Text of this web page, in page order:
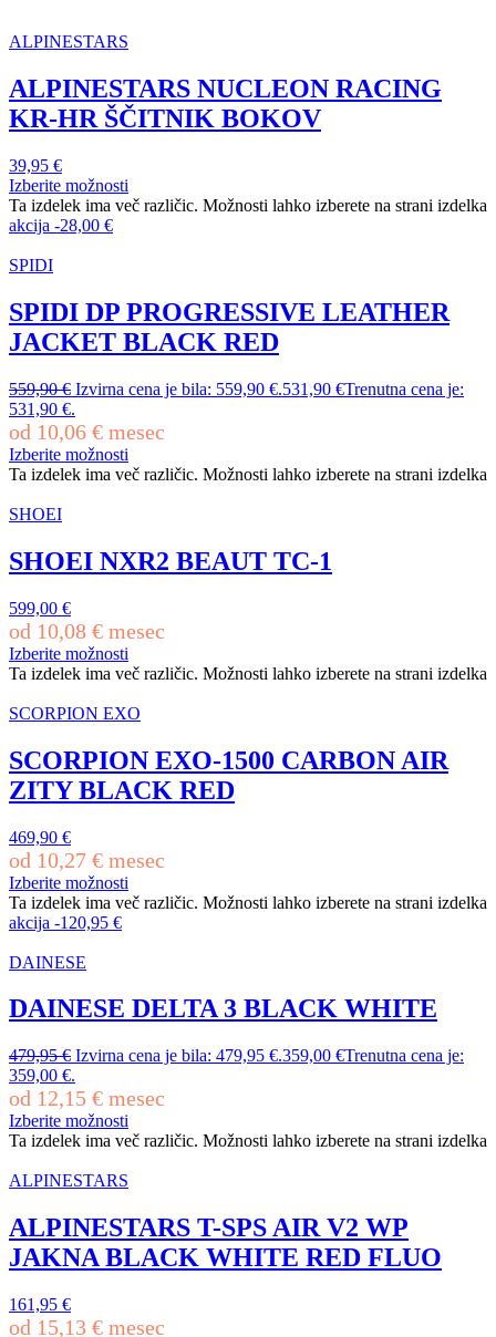
ALPINESTARS
ALPINESTARS NUCLEON RACING
KR-HR ŠČITNIK BOKOV
39,95 €
Izberite možnosti
Ta izdelek ima več različic. Možnosti lahko izberete na strani izdelka
akcija -28,00 €
SPIDI
SPIDI DP PROGRESSIVE LEATHER
JACKET BLACK RED
559,90€ Izvirna cena je bila: 559,90 €.531,90 €Trenutna cena je:
531,90 €.
od 10,06 € mesec
Izberite možnosti
Ta izdelek ima več različic. Možnosti lahko izberete na strani izdelka
SHOEI
SHOEI NXR2 BEAUT TC-1
599,00 €
od 10,08 € mesec
Izberite možnosti
Ta izdelek ima več različic. Možnosti lahko izberete na strani izdelka
SCORPION EXO
SCORPION EXO-1500 CARBON AIR
ZITY BLACK RED
469,90 €
od 10,27 € mesec
Izberite možnosti
Ta izdelek ima več različic. Možnosti lahko izberete na strani izdelka
akcija -120,95 €
DAINESE
DAINESE DELTA 3 BLACK WHITE
479,95€ Izvirna cena je bila: 479,95 €.359,00 €Trenutna cena je:
359,00 €.
od 12,15 € mesec
Izberite možnosti
Ta izdelek ima več različic. Možnosti lahko izberete na strani izdelka
ALPINESTARS
ALPINESTARS T-SPS AIR V2 WP
JAKNA BLACK WHITE RED FLUO
161,95 €
od 15,13 € mesec